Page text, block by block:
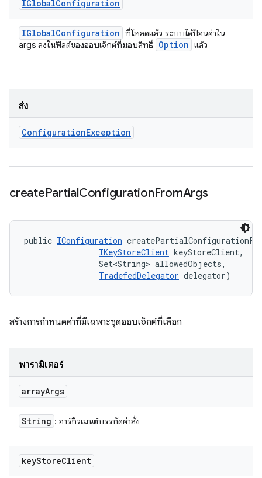
IGlobalConfiguration
IGlobalConfiguration ที่โหลดแล้ว ระบบได้ป้อนค่าใน
args ลงในฟิลด์ของออบเจ็กต์ที่มอบสิทธิ์
Option แล้ว
ส่ง
ConfigurationException
createPartialConfigurationFromArgs
public IConfiguration
IKeyStoreClient keyStoreClient,
                Set<String> allowedObjects,
TradefedDelegator delegator)
สร้างการกำหนดค่าที่มีเฉพาะชุดออบเจ็กต์ที่เลือก
พารามิเตอร์
arrayArgs
String : อาร์กิวเมนต์บรรทัดคำสั่ง
keyStoreClient